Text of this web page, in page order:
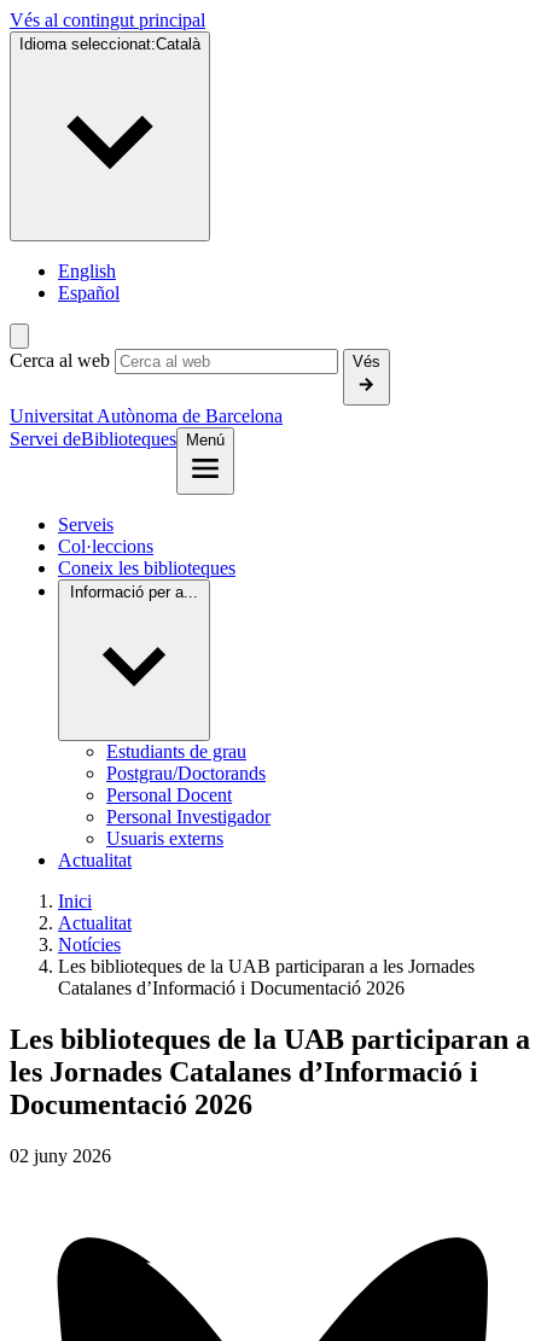
Vés al contingut principal
Idioma seleccionat:Català
English
Español
Cerca al web Vés
Universitat Autònoma de Barcelona
Servei deBiblioteques Menú
Serveis
Col·leccions
Coneix les biblioteques
Informació per a...
Estudiants de grau
Postgrau/Doctorands
Personal Docent
Personal Investigador
Usuaris externs
Actualitat
Inici
Actualitat
Notícies
Les biblioteques de la UAB participaran a les Jornades
Catalanes d’Informació i Documentació 2026
Les biblioteques de la UAB participaran a
les Jornades Catalanes d’Informació i
Documentació 2026
02 juny 2026